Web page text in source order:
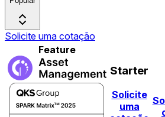
Solicite uma cotação
Feature
Starter
Solicite
uma